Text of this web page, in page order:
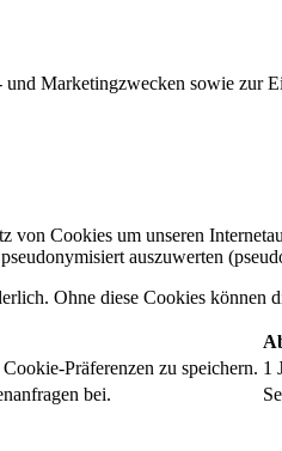
Marketingzwecken sowie zur
Cookies um unseren
auszuwerten
Ohne diese Cookies können
Präferenzen zu speichern. 1
bei.